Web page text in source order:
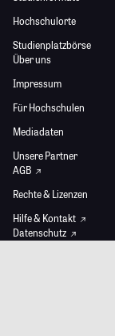
Hochschulorte
Studienplatzbörse
Über uns
Impressum
Für Hochschulen
Mediadaten
Unsere Partner
AGB
Rechte & Lizenzen
Hilfe & Kontakt
Datenschutz